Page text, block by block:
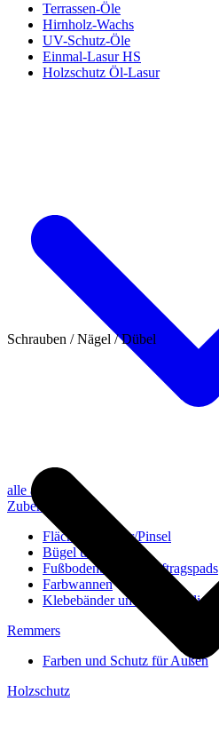
Terrassen-Öle
Hirnholz-Wachs
UV-Schutz-Öle
Einmal-Lasur HS
Holzschutz Öl-Lasur
alle anzeigen
Zubehör
Flächenstreicher/Pinsel
Bügel und Rollen
Fußbodenbürsten/Auftragspads
Farbwannen
Klebebänder und Abdeckvlies
Remmers
Farben und Schutz für Außen
Holzschutz
Schrauben / Nägel / Dübel